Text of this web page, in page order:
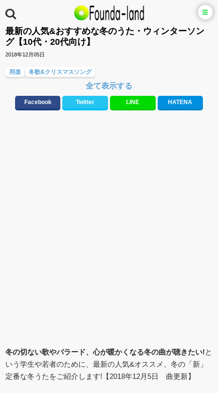
最新の人気&おすすめな冬のうた・ウィンターソン
グ【10代・20代向け】
2018年12月05日
邦楽 冬歌&クリスマスソング
大切な人に贈る歌&ありがとうソング(感謝の歌)
ラブソング(恋愛ソング) 応援ソング
全て表示する
Facebook Twitter LINE HATENA
冬の切ない歌やバラード、心が暖かくなる冬の曲が聴きたい!と
いう学生や若者のために、最新の人気&オススメ、冬の「新」
定番な冬うたをご紹介します!【2018年12月5日 曲更新】